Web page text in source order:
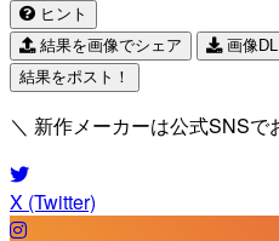
ヒント
結果を画像でシェア
画像DL
結果をポスト！
＼ 新作メーカーは公式SNSで
X (Twitter)